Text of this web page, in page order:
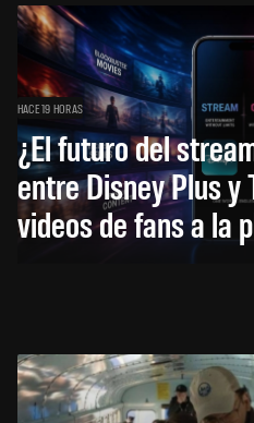
HACE 19 HORAS
¿El futuro del
entre Disney Plus y
videos de fans a la